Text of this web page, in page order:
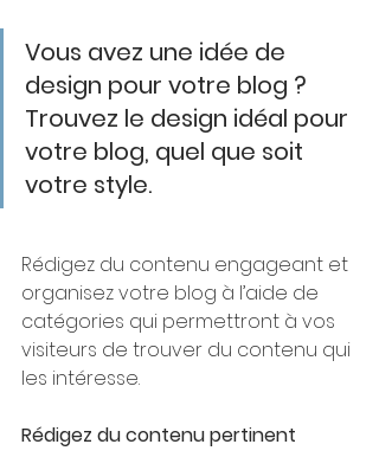
Vous avez une idée de
design pour votre blog ?
Trouvez le design idéal pour
votre blog, quel que soit
votre style.
Rédigez du contenu engageant et
organisez votre blog à l’aide de
catégories qui permettront à vos
visiteurs de trouver du contenu qui
les intéresse.
Rédigez du contenu pertinent